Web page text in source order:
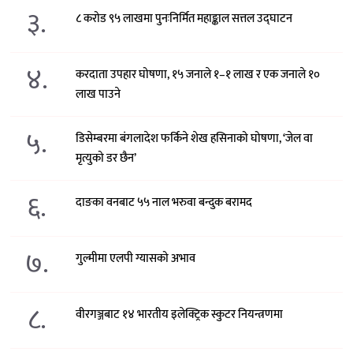
३. ८ करोड ९५ लाखमा पुनःनिर्मित महाङ्काल सत्तल उद्घाटन
४.
करदाता उपहार घोषणा, १५ जनाले १–१ लाख र एक जनाले १०
लाख पाउने
५.
डिसेम्बरमा बंगलादेश फर्किने शेख हसिनाको घोषणा, ‘जेल वा
मृत्युको डर छैन’
६. दाङका वनबाट ५५ नाल भरुवा बन्दुक बरामद
७. गुल्मीमा एलपी ग्यासको अभाव
८. वीरगञ्जबाट १४ भारतीय इलेक्ट्रिक स्कुटर नियन्त्रणमा